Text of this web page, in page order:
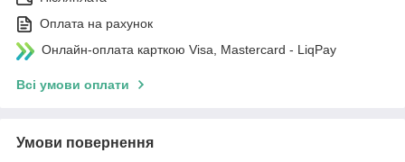
Оплата на рахунок
Онлайн-оплата карткою Visa, Mastercard - LiqPay
Всі умови оплати
Умови повернення